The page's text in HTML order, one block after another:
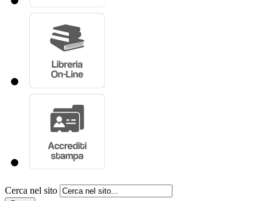
Cerca nel sito